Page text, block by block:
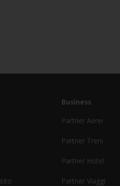
Business
Partner Aerei
Partner Treni
Partner Hotel
Partner Viaggi